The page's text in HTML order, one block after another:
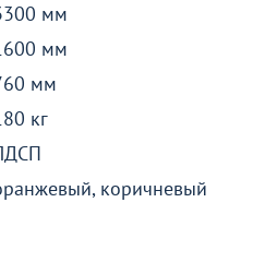
мм
мм
мм
кг
коричневый